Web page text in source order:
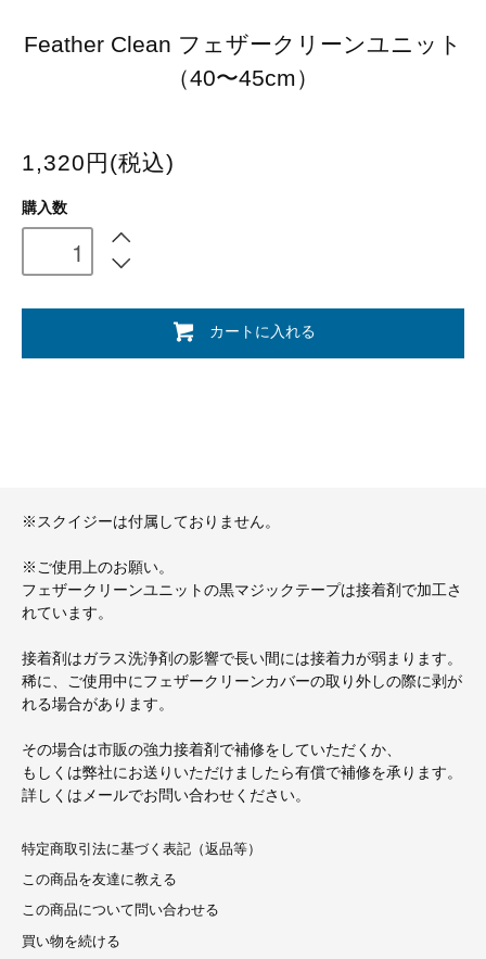
Feather Clean フェザークリーンユニット
（40〜45cm）
1,320円(税込)
購入数
カートに入れる
※スクイジーは付属しておりません。
※ご使用上のお願い。
フェザークリーンユニットの黒マジックテープは接着剤で加工さ
れています。
接着剤はガラス洗浄剤の影響で長い間には接着力が弱まります。
稀に、ご使用中にフェザークリーンカバーの取り外しの際に剥が
れる場合があります。
その場合は市販の強力接着剤で補修をしていただくか、
もしくは弊社にお送りいただけましたら有償で補修を承ります。
詳しくはメールでお問い合わせください。
特定商取引法に基づく表記（返品等）
この商品を友達に教える
この商品について問い合わせる
買い物を続ける